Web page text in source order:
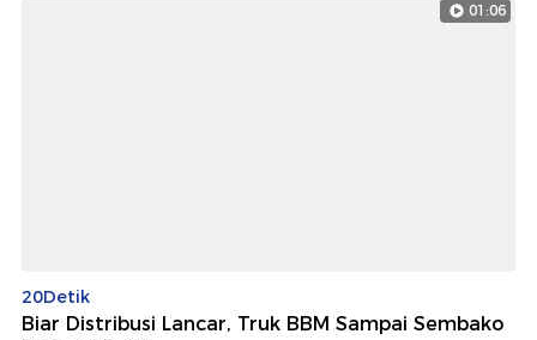
01:06
20Detik
Biar Distribusi Lancar, Truk BBM Sampai Sembako